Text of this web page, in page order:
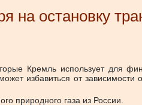
на остановку
Кремль использует для
избавиться от
природного газа из России.